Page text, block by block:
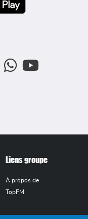
Liens groupe
À propos de
TopFM